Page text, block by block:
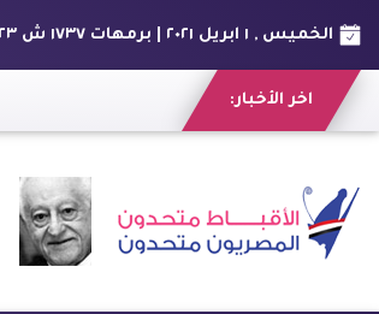
الخميس , ١ ابريل ٢٠٢١ | برمهات ١٧٣٧ ش ٢٣
اخر الأخبار: